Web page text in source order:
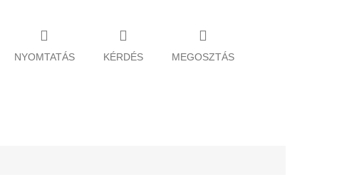
NYOMTATÁS KÉRDÉS MEGOSZTÁS